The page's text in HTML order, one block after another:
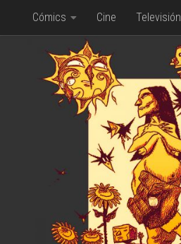
Saltar al contenido
Cómics Cine Televisión